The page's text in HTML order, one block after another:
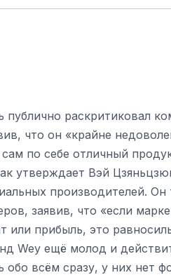
раскритиковал
что он «крайне
по себе отличный
утверждает Вэй
производителей. Он
заявив, что «если
или прибыль, это
Wey ещё молод и
всём сразу, у них нет